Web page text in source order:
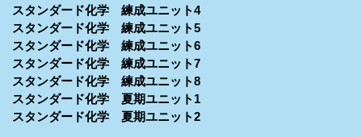
スタンダード化学 練成ユニット4
スタンダード化学 練成ユニット5
スタンダード化学 練成ユニット6
スタンダード化学 練成ユニット7
スタンダード化学 練成ユニット8
スタンダード化学 夏期ユニット1
スタンダード化学 夏期ユニット2